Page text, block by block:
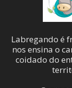
Labregando é
nos ensina o
coidado do